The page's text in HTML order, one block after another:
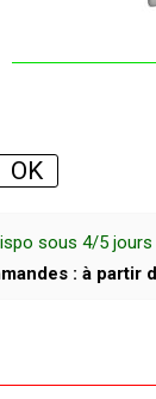
sous 4/5
: à partir